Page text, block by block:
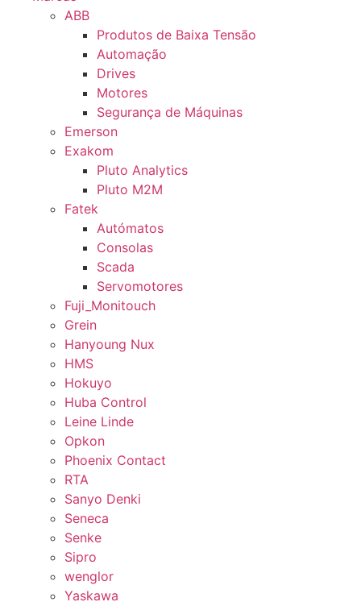
ABB
Produtos de Baixa Tensão
Automação
Drives
Motores
Segurança de Máquinas
Emerson
Exakom
Pluto Analytics
Pluto M2M
Fatek
Autómatos
Consolas
Scada
Servomotores
Fuji_Monitouch
Grein
Hanyoung Nux
HMS
Hokuyo
Huba Control
Leine Linde
Opkon
Phoenix Contact
RTA
Sanyo Denki
Seneca
Senke
Sipro
wenglor
Yaskawa